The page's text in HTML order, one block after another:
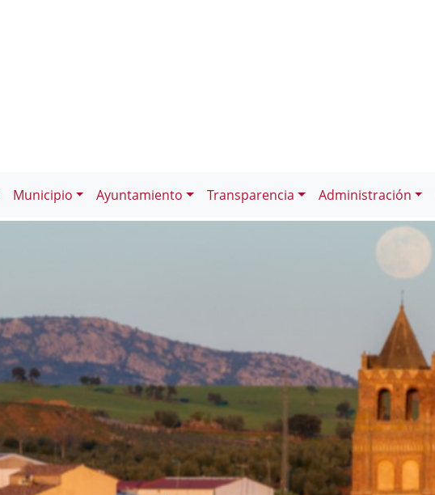
Municipio Ayuntamiento Transparencia Administración
MUNICIPIO